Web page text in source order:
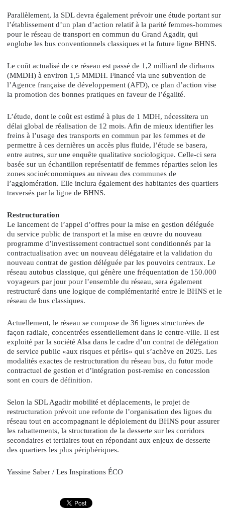
Parallèlement, la SDL devra également prévoir une étude portant sur
l’établissement d’un plan d’action relatif à la parité femmes-hommes
pour le réseau de transport en commun du Grand Agadir, qui
englobe les bus conventionnels classiques et la future ligne BHNS.
Le coût actualisé de ce réseau est passé de 1,2 milliard de dirhams
(MMDH) à environ 1,5 MMDH. Financé via une subvention de
l’Agence française de développement (AFD), ce plan d’action vise
la promotion des bonnes pratiques en faveur de l’égalité.
L’étude, dont le coût est estimé à plus de 1 MDH, nécessitera un
délai global de réalisation de 12 mois. Afin de mieux identifier les
freins à l’usage des transports en commun par les femmes et de
permettre à ces dernières un accès plus fluide, l’étude se basera,
entre autres, sur une enquête qualitative sociologique. Celle-ci sera
basée sur un échantillon représentatif de femmes réparties selon les
zones socioéconomiques au niveau des communes de
l’agglomération. Elle inclura également des habitantes des quartiers
traversés par la ligne de BHNS.
Restructuration
Le lancement de l’appel d’offres pour la mise en gestion déléguée
du service public de transport et la mise en œuvre du nouveau
programme d’investissement contractuel sont conditionnés par la
contractualisation avec un nouveau délégataire et la validation du
nouveau contrat de gestion déléguée par les pouvoirs centraux. Le
réseau autobus classique, qui génère une fréquentation de 150.000
voyageurs par jour pour l’ensemble du réseau, sera également
restructuré dans une logique de complémentarité entre le BHNS et le
réseau de bus classiques.
Actuellement, le réseau se compose de 36 lignes structurées de
façon radiale, concentrées essentiellement dans le centre-ville. Il est
exploité par la société Alsa dans le cadre d’un contrat de délégation
de service public «aux risques et périls» qui s’achève en 2025. Les
modalités exactes de restructuration du réseau bus, du futur mode
contractuel de gestion et d’intégration post-remise en concession
sont en cours de définition.
Selon la SDL Agadir mobilité et déplacements, le projet de
restructuration prévoit une refonte de l’organisation des lignes du
réseau tout en accompagnant le déploiement du BHNS pour assurer
les rabattements, la structuration de la desserte sur les corridors
secondaires et tertiaires tout en répondant aux enjeux de desserte
des quartiers les plus périphériques.
Yassine Saber / Les Inspirations ÉCO